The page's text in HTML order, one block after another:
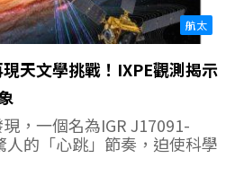
航太
天文學挑戰！IXPE觀測揭示
，一個名為IGR J17091-
人的「心跳」節奏，迫使科學